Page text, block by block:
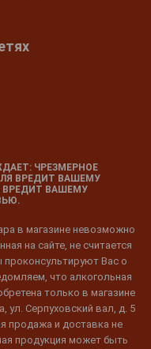
ЧРЕЗМЕРНОЕ
ВРЕДИТ ВАШЕМУ
ВРЕДИТ ВАШЕМУ
в магазине невозможно
на сайте, не считается
Вас о
что алкогольная
только в магазине
ул. Серпуховский вал, д. 5
продажа и доставка не
продукция может быть